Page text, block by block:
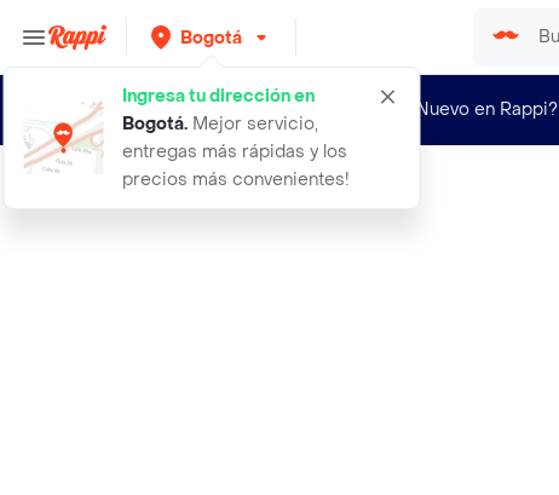
Bogotá
Ingresa tu dirección en
Bogotá. Mejor servicio,
entregas más rápidas y los
precios más convenientes!
¿Nuevo en Rappi?
caja amor puro